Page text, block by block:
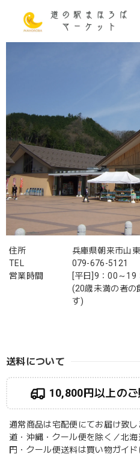
住所
兵庫県朝来市山
TEL
079-676-5121
営業時間
[平日]9：00～
(20歳未満の者の
す)
送料について
10,800円以上の
通常商品は宅配便にてお届け致
道・沖縄・クール便を除く／北
円・クール便送料は買い物ガイド